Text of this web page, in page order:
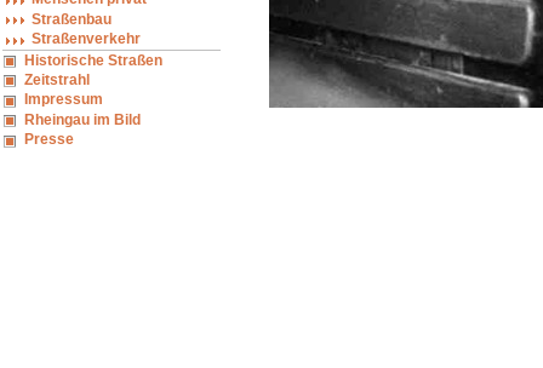
Straßenbau
Straßenverkehr
Historische Straßen
Zeitstrahl
Impressum
Rheingau im Bild
Presse